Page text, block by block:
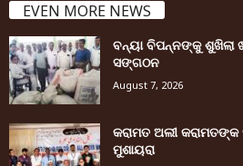
EVEN MORE NEWS
ବନ୍ୟା ବିପନ୍ନଙ୍କୁ ଶୁଖିଲା
ସଙ୍ଗଠନ
August 7, 2026
କରାମତ ଅଲୀ
ମୁଶାୟରା